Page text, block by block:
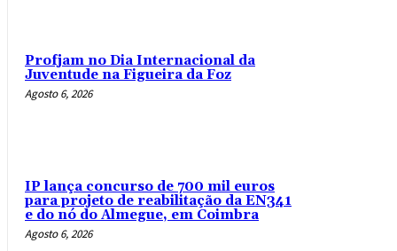
Profjam no Dia Internacional da
Juventude na Figueira da Foz
Agosto 6, 2026
IP lança concurso de 700 mil euros
para projeto de reabilitação da EN341
e do nó do Almegue, em Coimbra
Agosto 6, 2026